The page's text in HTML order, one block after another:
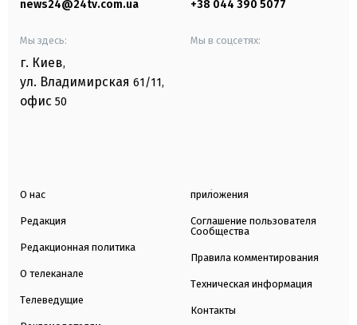
news24@24tv.com.ua +38 044 390 5077
Мы здесь:
г. Киев,
ул. Владимирская 61/11,
офис 50
Мы в соцсетях:
О нас
Редакция
Редакционная политика
О телеканале
Телеведущие
приложения
Соглашение пользователя
Сообщества
Правила комментирования
Техническая информация
Контакты